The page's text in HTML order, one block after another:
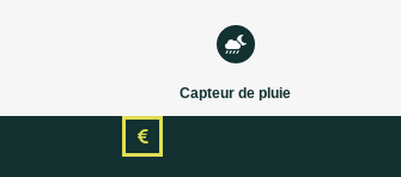
Capteur de pluie